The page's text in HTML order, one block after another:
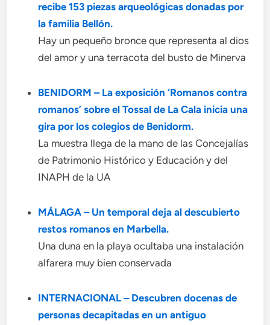
recibe 153 piezas arqueológicas donadas por
la familia Bellón.
Hay un pequeño bronce que representa al dios
del amor y una terracota del busto de Minerva
BENIDORM – La exposición ‘Romanos contra
romanos’ sobre el Tossal de La Cala inicia una
gira por los colegios de Benidorm.
La muestra llega de la mano de las Concejalías
de Patrimonio Histórico y Educación y del
INAPH de la UA
MÁLAGA – Un temporal deja al descubierto
restos romanos en Marbella.
Una duna en la playa ocultaba una instalación
alfarera muy bien conservada
INTERNACIONAL – Descubren docenas de
personas decapitadas en un antiguo